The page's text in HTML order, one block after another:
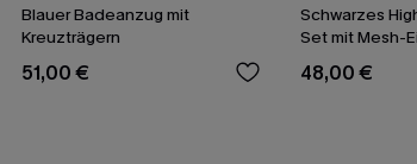
Blauer Badeanzug mit
Kreuzträgern
51,00 €
Schwarzes
Set mit Mesh-
48,00 €